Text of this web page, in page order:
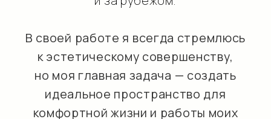
Победитель конкурса «Красивые дома» 2024,
1-е место в номинации «Лучший
архитектурный проект 2024 г.»
ГАРМОНИЯ
ТРАДИЦИЙ